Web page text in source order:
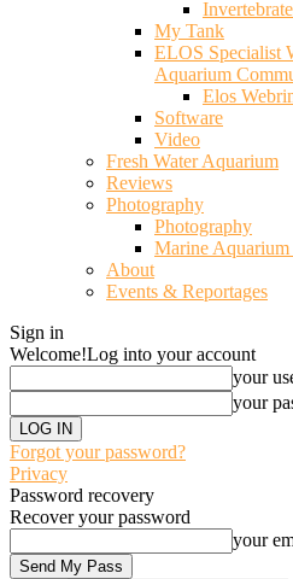
My Tank
ELOS Specialist
Aquarium
Elos
Software
Video
Fresh Water Aquarium
Reviews
Photography
Photography
Marine
About
Events & Reportages
Sign in
Welcome!Log into your account
your
your
Forgot your password?
Privacy
Password recovery
Recover your password
your